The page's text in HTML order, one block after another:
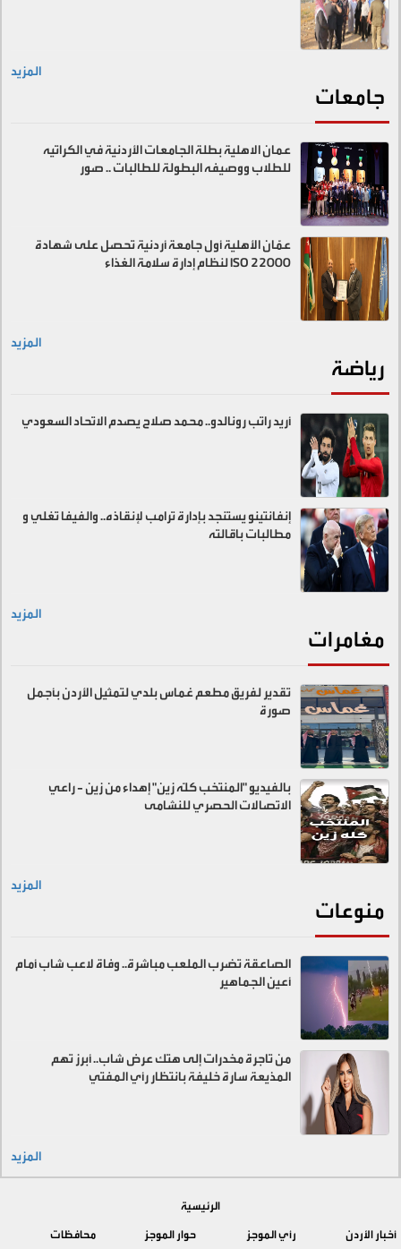
المزيد
جامعات
عمان الاهلية بطلة الجامعات الأردنية في الكراتيه
للطلاب ووصيفه البطولة للطالبات .. صور
عمّان الأهلية أول جامعة أردنية تحصل على شهادة
ISO 22000 لنظام إدارة سلامة الغذاء
المزيد
رياضة
أريد راتب رونالدو.. محمد صلاح يصدم الاتحاد السعودي
إنفانتينو يستنجد بإدارة ترامب لإنقاذه.. والفيفا تغلي و
مطالبات باقالته
المزيد
مغامرات
تقدير لفريق مطعم غماس بلدي لتمثيل الأردن بأجمل
صورة
بالفيديو "المنتخب كلّه زين" إهداء من زين - راعي
الاتصالات الحصري للنشامى
المزيد
منوعات
الصاعقة تضرب الملعب مباشرة.. وفاة لاعب شاب أمام
أعين الجماهير
من تاجرة مخدرات إلى هتك عرض شاب.. أبرز تهم
المذيعة سارة خليفة بانتظار رأي المفتي
المزيد
الرئيسية
أخبار الأردن
رأي الموجز حوار الموجز محافظات